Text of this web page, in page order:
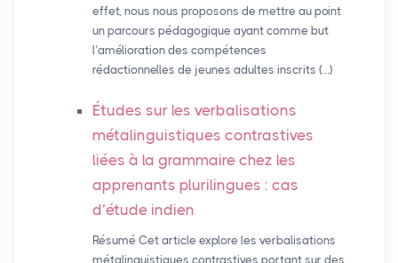
effet, nous nous proposons de mettre au point
un parcours pédagogique ayant comme but
l’amélioration des compétences
rédactionnelles de jeunes adultes inscrits (…)
Études sur les verbalisations
métalinguistiques contrastives
liées à la grammaire chez les
apprenants plurilingues : cas
d’étude indien
Résumé Cet article explore les verbalisations
métalinguistiques contrastives portant sur des